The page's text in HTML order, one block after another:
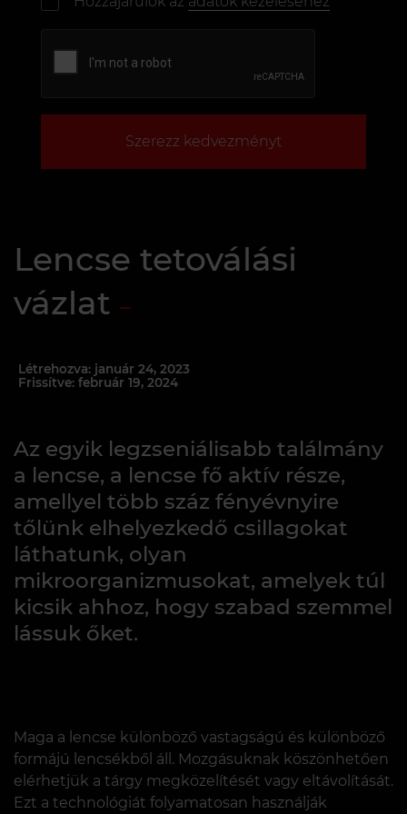
Szerezz kedvezményt
Lencse tetoválási
vázlat
Létrehozva: január 24, 2023
Frissítve: február 19, 2024
Az egyik legzseniálisabb találmány
a lencse, a lencse fő aktív része,
amellyel több száz fényévnyire
tőlünk elhelyezkedő csillagokat
láthatunk, olyan
mikroorganizmusokat, amelyek túl
kicsik ahhoz, hogy szabad szemmel
lássuk őket.
Maga a lencse különböző vastagságú és különböző
formájú lencsékből áll. Mozgásuknak köszönhetően
elérhetjük a tárgy megközelítését vagy eltávolítását.
Ezt a technológiát folyamatosan használják